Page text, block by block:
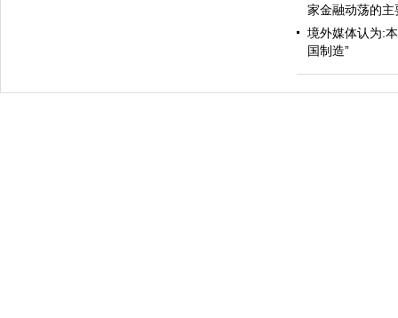
家金融动荡的主
境外媒体认为:
国制造”